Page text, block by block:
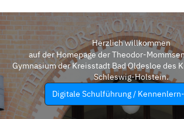
Herzlich willkommen
auf der Homepage der Theodor-
Gymnasium der Kreisstadt Bad Oldesloe des
Schleswig-Holstein.
Digitale Schulführung /